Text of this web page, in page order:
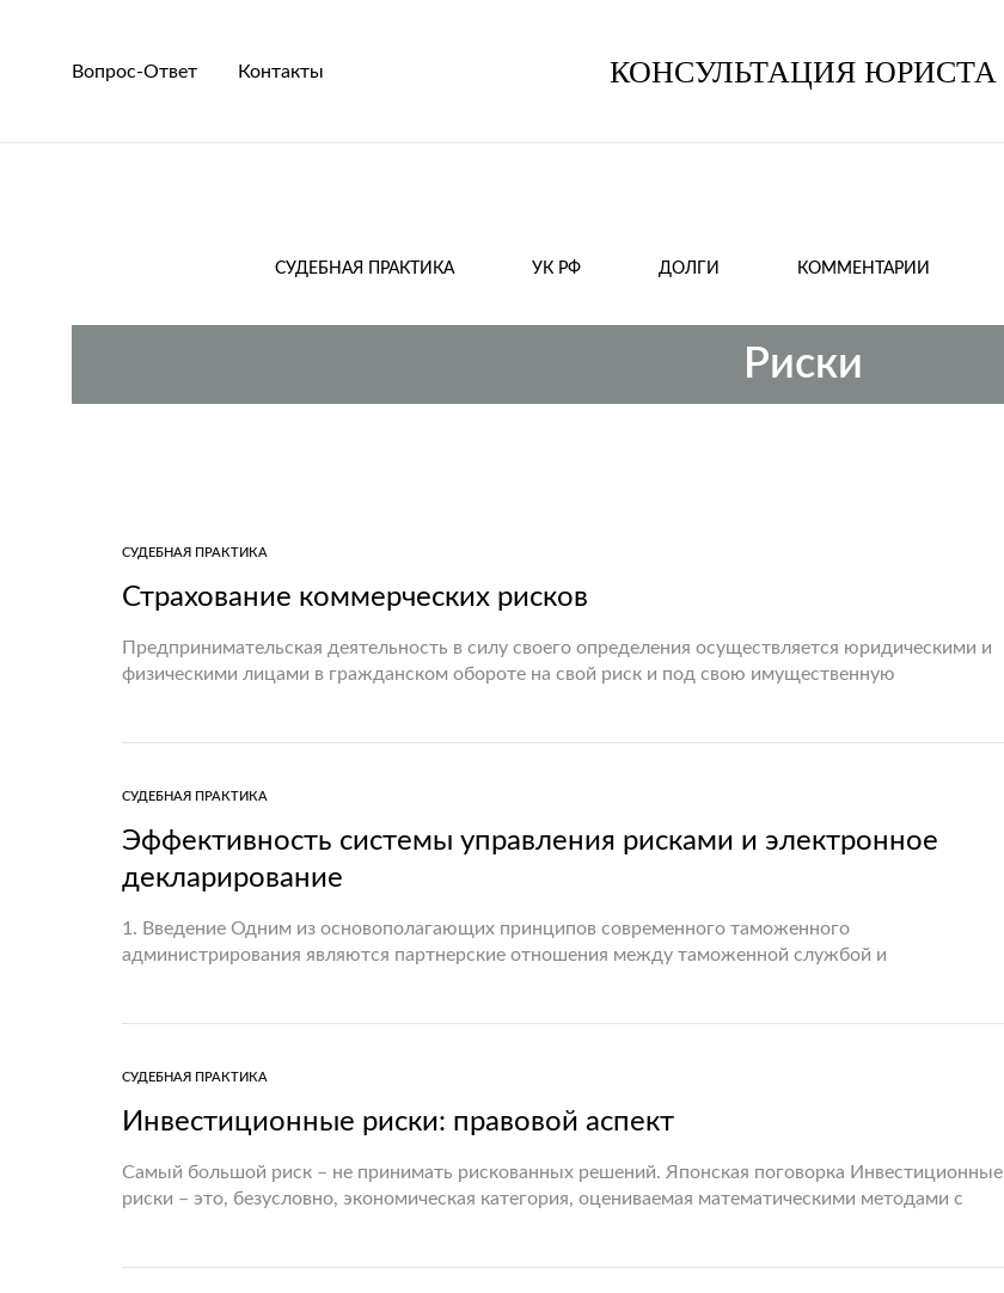
Вопрос-Ответ Контакты КОНСУЛЬТАЦИЯ ЮРИСТА
СУДЕБНАЯ ПРАКТИКА УК РФ ДОЛГИ КОММЕНТАРИИ
Риски
СУДЕБНАЯ ПРАКТИКА
Страхование коммерческих рисков
Предпринимательская деятельность в силу своего определения осуществляется юридическими и
физическими лицами в гражданском обороте на свой риск и под свою имущественную
СУДЕБНАЯ ПРАКТИКА
Эффективность системы управления рисками и электронное
декларирование
1. Введение Одним из основополагающих принципов современного таможенного
администрирования являются партнерские отношения между таможенной службой и
СУДЕБНАЯ ПРАКТИКА
Инвестиционные риски: правовой аспект
Самый большой риск – не принимать рискованных решений. Японская поговорка Инвестиционные
риски – это, безусловно, экономическая категория, оцениваемая математическими методами с